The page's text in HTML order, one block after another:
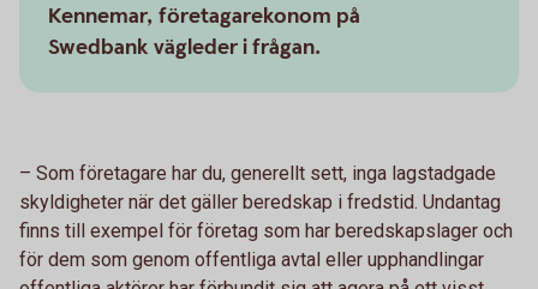
Kennemar, företagarekonom på
Swedbank vägleder i frågan.
– Som företagare har du, generellt sett, inga lagstadgade
skyldigheter när det gäller beredskap i fredstid. Undantag
finns till exempel för företag som har beredskapslager och
för dem som genom offentliga avtal eller upphandlingar